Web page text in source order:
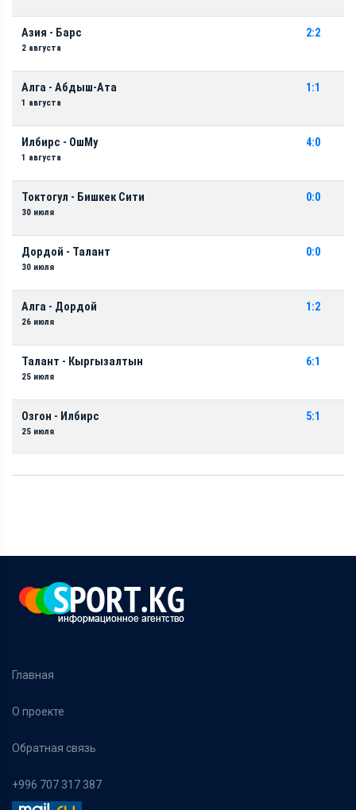
Азия - Барс
2 августа
2:2
Алга - Абдыш-Ата
1 августа
1:1
Илбирс - ОшМу
1 августа
4:0
Токтогул - Бишкек Сити
30 июля
0:0
Дордой - Талант
30 июля
0:0
Алга - Дордой
26 июля
1:2
Талант - Кыргызалтын
25 июля
6:1
Озгон - Илбирс
25 июля
5:1
Главная
О проекте
Обратная связь
+996 707 317 387